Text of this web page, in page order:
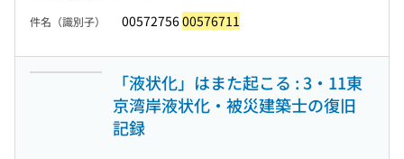
件名（識別子） 0057275600576711
「液状化」はまた起こる : 3・11東
京湾岸液状化・被災建築士の復旧
記録